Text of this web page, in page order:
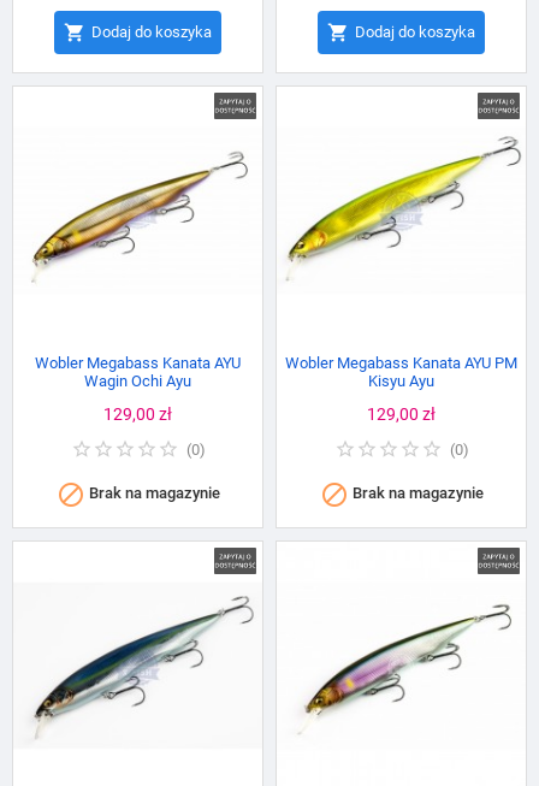
 Dodaj do koszyka  Dodaj do koszyka
Wobler Megabass Kanata AYU
Wagin Ochi Ayu
Cena
129,00 zł
(0)
 Brak na magazynie
Wobler Megabass Kanata AYU PM
Kisyu Ayu
Cena
129,00 zł
(0)
 Brak na magazynie